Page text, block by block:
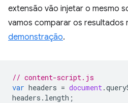
extensão vão injetar o mesmo
vamos comparar os resultados
demonstração.
// content-script.js
var headers = document.
headers . length ;